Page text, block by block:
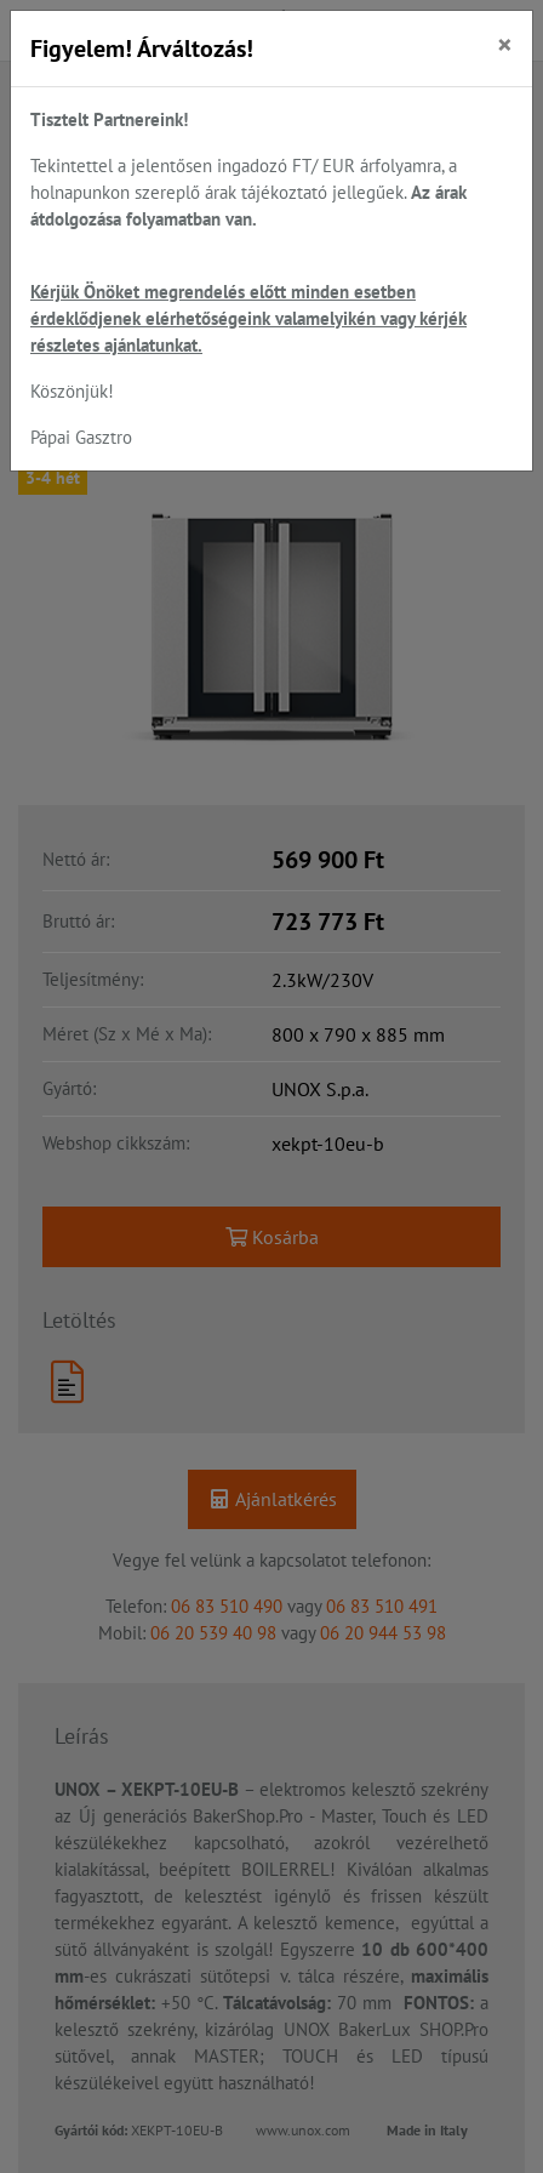
Főoldal Termékek
UNOX - látványsütők, tepsik, sütőlemezek, állványok...
UNOX - sütő állványok, kelesztők, elszívók...
UNOX - Bakerlux Shop.Pro
XEKPT-10EU-B kelesztő
boilerrel szekrény 8*600*400
3-4 hét
Nettó ár: 569 900 Ft
Bruttó ár: 723 773 Ft
Teljesítmény: 2.3kW/230V
Méret (Sz x Mé x Ma): 800 x 790 x 885 mm
Gyártó: UNOX S.p.a.
Webshop cikkszám: xekpt-10eu-b
Kosárba
Letöltés
Ajánlatkérés
Vegye fel velünk a kapcsolatot telefonon:
Telefon: 06 83 510 490 vagy06 83 510 491
Mobil: 06 20 539 40 98 vagy06 20 944 53 98
Leírás
UNOX – XEKPT-10EU-B – elektromos kelesztő szekrény
az Új generációs BakerShop.Pro - Master, Touch és LED
készülékekhez kapcsolható, azokról vezérelhető
kialakítással, beépített BOILERREL! Kiválóan alkalmas
fagyasztott, de kelesztést igénylő és frissen készült
termékekhez egyaránt. A kelesztő kemence, egyúttal a
sütő állványaként is szolgál! Egyszerre 10 db 600*400
mm-es cukrászati sütőtepsi v. tálca részére, maximális
hőmérséklet: +50 °C. Tálcatávolság: 70 mm FONTOS: a
kelesztő szekrény, kizárólag UNOX BakerLux SHOP.Pro
sütővel, annak MASTER; TOUCH és LED típusú
készülékeivel együtt használható!
Gyártói kód: XEKPT-10EU-B www.unox.com Made in Italy
Figyelem! Árváltozás! ×
Tisztelt Partnereink!
Tekintettel a jelentősen ingadozó FT/ EUR árfolyamra, a
holnapunkon szereplő árak tájékoztató jellegűek. Az árak
átdolgozása folyamatban van.
Kérjük Önöket megrendelés előtt minden esetben
érdeklődjenek elérhetőségeink valamelyikén vagy kérjék
részletes ajánlatunkat.
Köszönjük!
Pápai Gasztro